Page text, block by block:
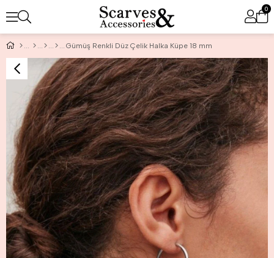
0
Gümüş Renkli Düz Çelik Halka Küpe 18 mm